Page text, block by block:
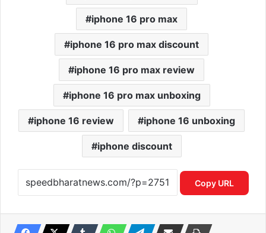
iphone 16 pro max
iphone 16 pro max discount
iphone 16 pro max review
iphone 16 pro max unboxing
iphone 16 review iphone 16 unboxing
iphone discount
Copy URL